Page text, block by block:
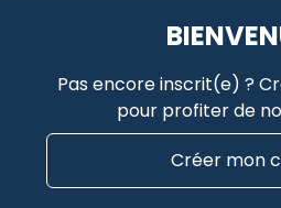
Pas encore inscrit(e) ?
pour profiter de
Créer mon